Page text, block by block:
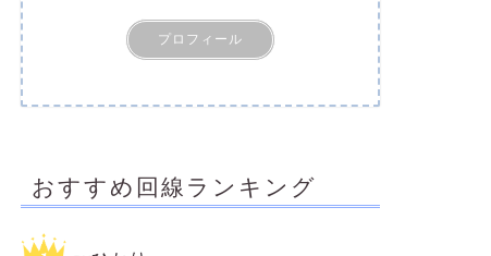
プロフィール
おすすめ回線ランキング